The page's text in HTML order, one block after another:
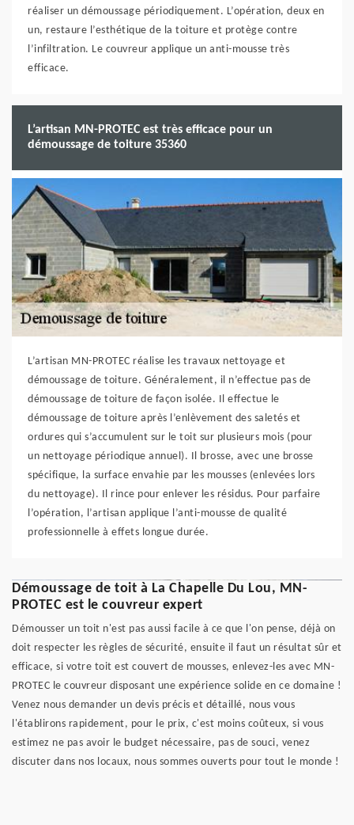
réaliser un démoussage périodiquement. L’opération, deux en
un, restaure l’esthétique de la toiture et protège contre
l’infiltration. Le couvreur applique un anti-mousse très
efficace.
L’artisan MN-PROTEC est très efficace pour un
démoussage de toiture 35360
L’artisan MN-PROTEC réalise les travaux nettoyage et
démoussage de toiture. Généralement, il n’effectue pas de
démoussage de toiture de façon isolée. Il effectue le
démoussage de toiture après l’enlèvement des saletés et
ordures qui s’accumulent sur le toit sur plusieurs mois (pour
un nettoyage périodique annuel). Il brosse, avec une brosse
spécifique, la surface envahie par les mousses (enlevées lors
du nettoyage). Il rince pour enlever les résidus. Pour parfaire
l’opération, l’artisan applique l’anti-mousse de qualité
professionnelle à effets longue durée.
Démoussage de toit à La Chapelle Du Lou, MN-
PROTEC est le couvreur expert
Démousser un toit n'est pas aussi facile à ce que l'on pense, déjà on
doit respecter les règles de sécurité, ensuite il faut un résultat sûr et
efficace, si votre toit est couvert de mousses, enlevez-les avec MN-
PROTEC le couvreur disposant une expérience solide en ce domaine !
Venez nous demander un devis précis et détaillé, nous vous
l'établirons rapidement, pour le prix, c'est moins coûteux, si vous
estimez ne pas avoir le budget nécessaire, pas de souci, venez
discuter dans nos locaux, nous sommes ouverts pour tout le monde !